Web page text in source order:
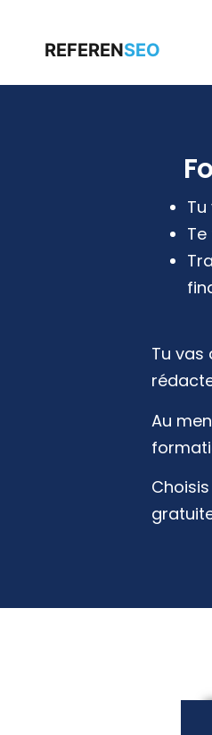
REFERENSEO
Tu
Au